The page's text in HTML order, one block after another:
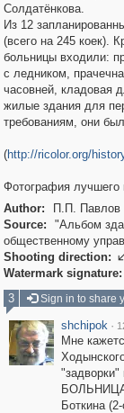
Солдатёнкова.
Из 12
(всего на 245 коек).
больницы входили:
с ледником,
часовней, кладовая
жилые здания для
требованиям, они
(http://ricolor.org/
Фотография лучшего
Author:
П.П. Павлов
Source:
"Альбом
общественному
Shooting direction:
Watermark signature:
3
Sign in to share
shchipok ·
Мне
БОЛЬНИЦА,
Боткина